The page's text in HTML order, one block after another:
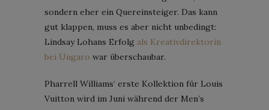
sondern eher ein Quereinsteiger. Das kann
gut klappen, muss es aber nicht unbedingt:
Lindsay Lohans Erfolg als Kreativdirektorin
bei Ungaro war überschaubar.
Pharrell Williams‘ erste Kollektion für Louis
Vuitton wird im Juni während der Men’s